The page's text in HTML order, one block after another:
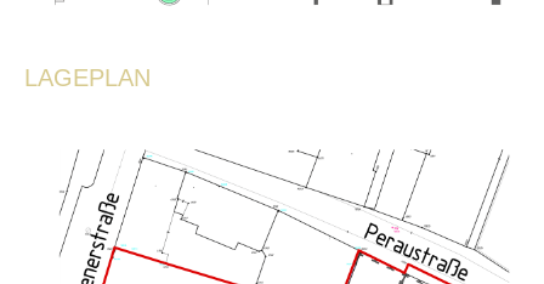
LAGEPLAN